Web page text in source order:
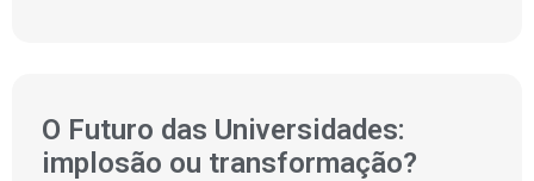
O Futuro das Universidades:
implosão ou transformação?